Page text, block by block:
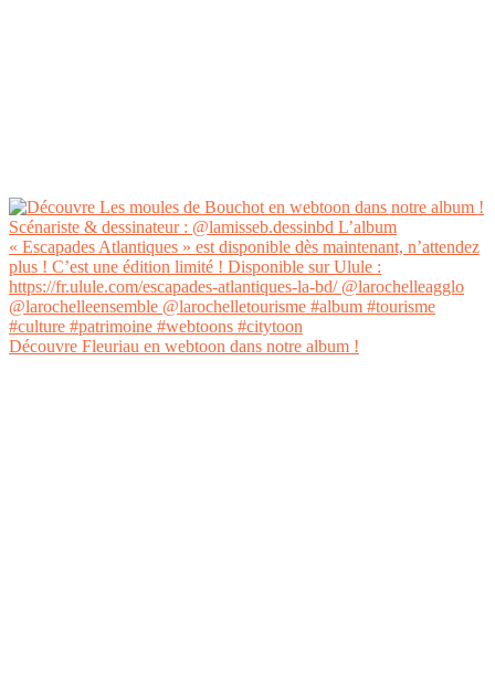
Découvre Fleuriau en webtoon dans notre album !